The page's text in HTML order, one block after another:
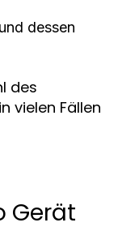
dessen
des
vielen Fällen
Gerät